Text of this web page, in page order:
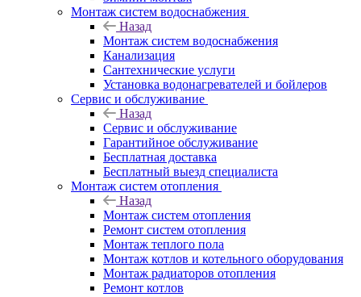
Монтаж систем водоснабжения
Назад
Монтаж систем водоснабжения
Канализация
Сантехнические услуги
Установка водонагревателей и бойлеров
Сервис и обслуживание
Назад
Сервис и обслуживание
Гарантийное обслуживание
Бесплатная доставка
Бесплатный выезд специалиста
Монтаж систем отопления
Назад
Монтаж систем отопления
Ремонт систем отопления
Монтаж теплого пола
Монтаж котлов и котельного оборудования
Монтаж радиаторов отопления
Ремонт котлов